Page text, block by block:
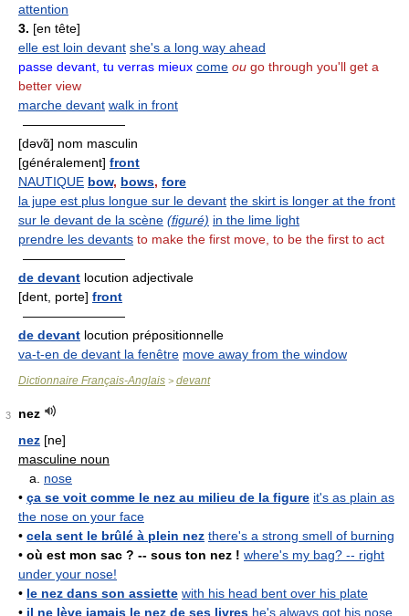
attention
3. [en tête]
elle est loin devant she's a long way ahead
passe devant, tu verras mieux come ou go through you'll get a
better view
marche devant walk in front
————————
[dəvɑ̃] nom masculin
[généralement] front
NAUTIQUE bow, bows, fore
la jupe est plus longue sur le devant the skirt is longer at the front
sur le devant de la scène (figuré) in the lime light
prendre les devants to make the first move, to be the first to act
————————
de devant locution adjectivale
[dent, porte] front
————————
de devant locution prépositionnelle
va-t-en de devant la fenêtre move away from the window
Dictionnaire Français-Anglais > devant
3
nez
nez [ne]
masculine noun
a. nose
• ça se voit comme le nez au milieu de la figure it's as plain as
the nose on your face
• cela sent le brûlé à plein nez there's a strong smell of burning
• où est mon sac ? -- sous ton nez ! where's my bag? -- right
under your nose!
• le nez dans son assiette with his head bent over his plate
• il ne lève jamais le nez de ses livres he's always got his nose